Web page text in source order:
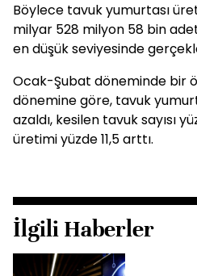
Böylece tavuk yumurtası
milyar 528 milyon 58 bin
en düşük seviyesinde
Ocak-Şubat döneminde bir
dönemine göre, tavuk
azaldı, kesilen tavuk sayısı
üretimi yüzde 11,5 arttı.
İlgili Haberler